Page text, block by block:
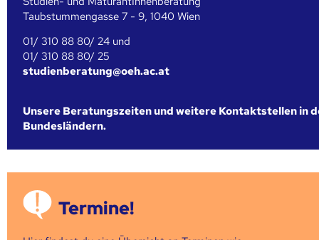
Taubstummengasse 7 - 9, 1040 Wien
01/ 310 88 80/ 24 und
01/ 310 88 80/ 25
studienberatung@oeh.ac.at
Unsere Beratungszeiten und weitere Kontaktstellen in
Bundesländern.
Termine!